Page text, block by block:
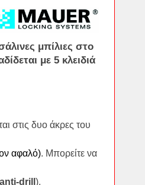
μπίλιες στο
με 5 κλειδιά
στις δυο άκρες του
αφαλό). Μπορείτε να
anti-drill ).